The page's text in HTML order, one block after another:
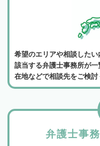
希望のエリアや相談したい
該当する弁護士事務所が
在地などで相談先をご検討
弁護士事